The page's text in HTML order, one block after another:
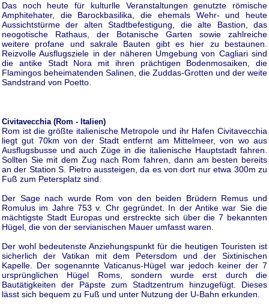
Das noch heute für kulturlle Veranstaltungen genutzte römische
Amphitehater, die Barockbasilika, die ehemals Wehr- und heute
Aussichtstürme der alten Stadtbefestigung, die alte Bastion, das
neogotische Rathaus, der Botanische Garten sowie zahlreiche
weitere profane und sakrale Bauten gibt es hier zu bestaunen.
Reizvolle Ausflugsziele in der näheren Umgebung von Cagliari sind
die antike Stadt Nora mit ihren prächtigen Bodenmosaiken, die
Flamingos beheimatenden Salinen, die Zuddas-Grotten und der weite
Sandstrand von Poetto.
Civitavecchia (Rom - Italien)
Rom ist die größte italienische Metropole und ihr Hafen Civitavecchia
liegt gut 70km von der Stadt entfernt am Mittelmeer, von wo aus
Ausflugsbusse und auch Züge in die italienische Hauptstadt fahren.
Sollten Sie mit dem Zug nach Rom fahren, dann am besten bereits
an der Station S. Pietro aussteigen, da es von dort nur etwa 300m zu
Fuß zum Petersplatz sind.
Der Sage nach wurde Rom von den beiden Brüdern Remus und
Romulus im Jahre 753 v. Chr gegründet. In der Antike war Sie die
mächtigste Stadt Europas und erstreckte sich über die 7 bekannten
Hügel, die von der servianischen Mauer umfasst waren.
Der wohl bedeutenste Anziehungspunkt für die heutigen Touristen ist
sicherlich der Vatikan mit dem Petersdom und der Sixtinischen
Kapelle. Der sogenannte Vaticanus-Hügel war jedoch keiner der 7
ursprünglichen Hügel Roms, sondern wurde erst durch die
Bautätigkeiten der Päpste zum Stadtzentrum hinzugefügt. Dieses
lässt sich bequem zu Fuß und unter Nutzung der U-Bahn erkunden.